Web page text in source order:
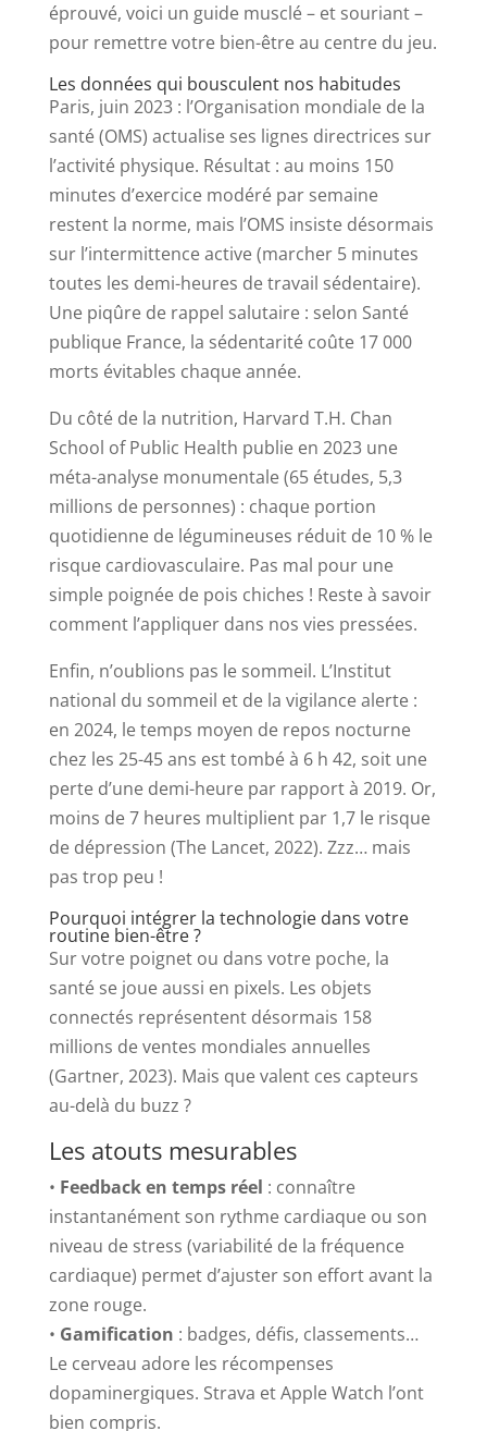
éprouvé, voici un guide musclé – et souriant –
pour remettre votre bien-être au centre du jeu.
Les données qui bousculent nos habitudes
Paris, juin 2023 : l’Organisation mondiale de la
santé (OMS) actualise ses lignes directrices sur
l’activité physique. Résultat : au moins 150
minutes d’exercice modéré par semaine
restent la norme, mais l’OMS insiste désormais
sur l’intermittence active (marcher 5 minutes
toutes les demi-heures de travail sédentaire).
Une piqûre de rappel salutaire : selon Santé
publique France, la sédentarité coûte 17 000
morts évitables chaque année.
Du côté de la nutrition, Harvard T.H. Chan
School of Public Health publie en 2023 une
méta-analyse monumentale (65 études, 5,3
millions de personnes) : chaque portion
quotidienne de légumineuses réduit de 10 % le
risque cardiovasculaire. Pas mal pour une
simple poignée de pois chiches ! Reste à savoir
comment l’appliquer dans nos vies pressées.
Enfin, n’oublions pas le sommeil. L’Institut
national du sommeil et de la vigilance alerte :
en 2024, le temps moyen de repos nocturne
chez les 25-45 ans est tombé à 6 h 42, soit une
perte d’une demi-heure par rapport à 2019. Or,
moins de 7 heures multiplient par 1,7 le risque
de dépression (The Lancet, 2022). Zzz… mais
pas trop peu !
Pourquoi intégrer la technologie dans votre
routine bien-être ?
Sur votre poignet ou dans votre poche, la
santé se joue aussi en pixels. Les objets
connectés représentent désormais 158
millions de ventes mondiales annuelles
(Gartner, 2023). Mais que valent ces capteurs
au-delà du buzz ?
Les atouts mesurables
• Feedback en temps réel : connaître
instantanément son rythme cardiaque ou son
niveau de stress (variabilité de la fréquence
cardiaque) permet d’ajuster son effort avant la
zone rouge.
• Gamification : badges, défis, classements…
Le cerveau adore les récompenses
dopaminergiques. Strava et Apple Watch l’ont
bien compris.